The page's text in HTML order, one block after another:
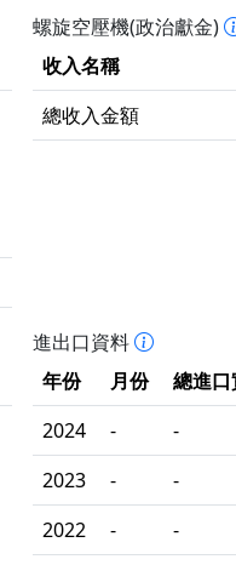
螺旋空壓機(政治獻金)
收入名稱
總收入金額
進出口資料
年份
月份 總進
2024
- -
2023
- -
2022
- -